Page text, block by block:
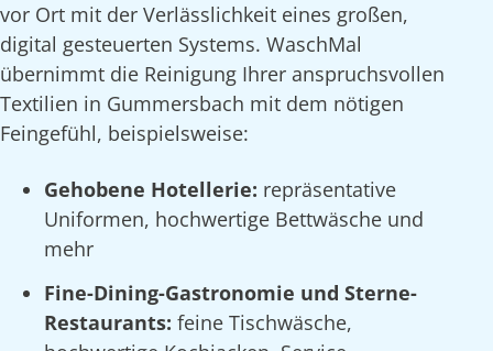
vor Ort mit der Verlässlichkeit eines großen,
digital gesteuerten Systems. WaschMal
übernimmt die Reinigung Ihrer anspruchsvollen
Textilien in Gummersbach mit dem nötigen
Feingefühl, beispielsweise:
Gehobene Hotellerie: repräsentative
Uniformen, hochwertige Bettwäsche und
mehr
Fine-Dining-Gastronomie und Sterne-
Restaurants: feine Tischwäsche,